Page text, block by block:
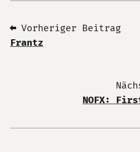
⬅ Vorheriger Beitrag
Frantz
NOFX: